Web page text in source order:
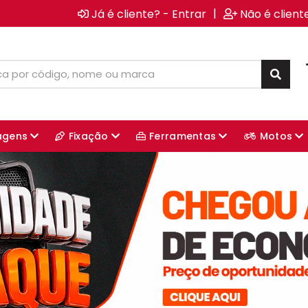
Já é cliente? - Entrar | Não é
Fixação Ferramentas Motos